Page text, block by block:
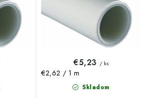
Skladom
€5,23 / ks
Jednotková
€2,62 / 1 m